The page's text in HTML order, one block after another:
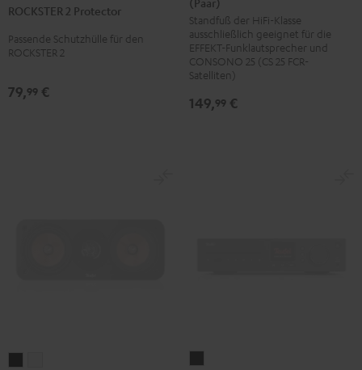
Protector
Schwarz
ROCKSTER 2 Protector
Passende Schutzhülle für den
ROCKSTER 2
79,99 €
6001
SP
(Paar)
Schwarz
6001
SP
(Paar)
Weiß
Standfuß der HiFi-Klasse
ausschließlich geeignet für die
EFFEKT-Funklautsprecher und
CONSONO 25 (CS 25 FCR-
Satelliten)
149,99 €